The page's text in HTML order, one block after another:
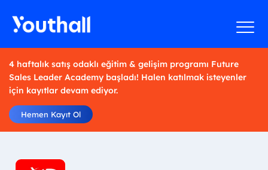
4 haftalık satış odaklı eğitim & gelişim programı Future
Sales Leader Academy başladı! Halen katılmak isteyenler
için kayıtlar devam ediyor.
Hemen Kayıt Ol